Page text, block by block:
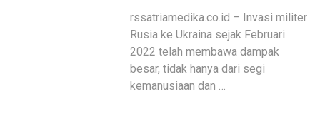
rssatriamedika.co.id – Invasi militer
Rusia ke Ukraina sejak Februari
2022 telah membawa dampak
besar, tidak hanya dari segi
kemanusiaan dan …